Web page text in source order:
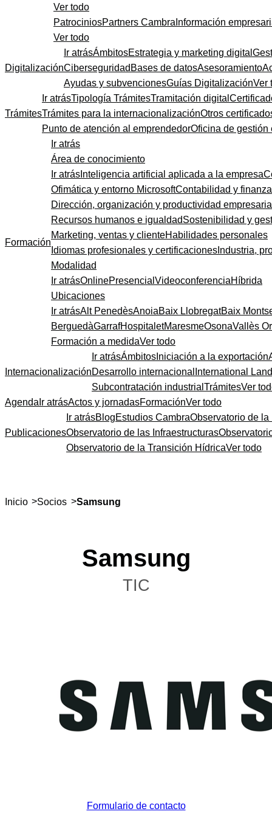
Ver todo
PatrociniosPartners Cambra Información
Ver todo
Digitalización
Ir atrásÁmbitosEstrategia y marketing digital
Ciberseguridad Bases de datosAsesoramiento
Ayudas y subvencionesGuías DigitalizaciónVer
Trámites
Ir atrásTipología TrámitesTramitación digital
Trámites para la internacionalizaciónOtros
Punto de atención al emprendedorOficina de gestión
Formación
Ir atrás
Área de conocimiento
Ir atrás Inteligencia artificial aplicada a la empresa
Ofimática y entorno MicrosoftContabilidad y
Dirección, organización y productividad
Recursos humanos e igualdadSostenibilidad y
Marketing, ventas y clienteHabilidades personales
Idiomas profesionales y certificaciones Industria,
Modalidad
Ir atrásOnlinePresencial VideoconferenciaHíbrida
Ubicaciones
Ir atrásAlt PenedèsAnoiaBaix LlobregatBaix
BerguedàGarrafHospitaletMaresmeOsonaVallès
Formación a medidaVer todo
Internacionalización
Ir atrásÁmbitos Iniciación a la exportación
Desarrollo internacional International
Subcontratación industrial TrámitesVer
Agenda Ir atrásActos y jornadasFormaciónVer todo
Publicaciones
Ir atrásBlogEstudios CambraObservatorio de la
Observatorio de las Infraestructuras
Observatorio de la Transición HídricaVer todo
Inicio >Socios >Samsung
Samsung
TIC
Formulario de contacto